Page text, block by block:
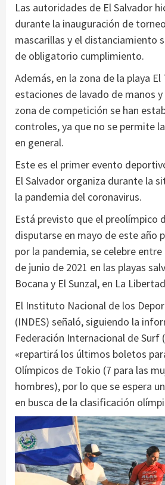
Las autoridades de El Salvador
durante la inauguración de
mascarillas y el distanciamiento
de obligatorio cumplimiento.
Además, en la zona de la playa
estaciones de lavado de manos
zona de competición se han
controles, ya que no se permite
en general.
Este es el primer evento
El Salvador organiza durante la
la pandemia del coronavirus.
Está previsto que el preolímpico
disputarse en mayo de este año
por la pandemia, se celebre
de junio de 2021 en las playas
Bocana y El Sunzal, en La
El Instituto Nacional de los
(INDES) señaló, siguiendo la
Federación Internacional de Surf
«repartirá los últimos boletos
Olímpicos de Tokio (7 para las
hombres), por lo que se espera
en busca de la clasificación